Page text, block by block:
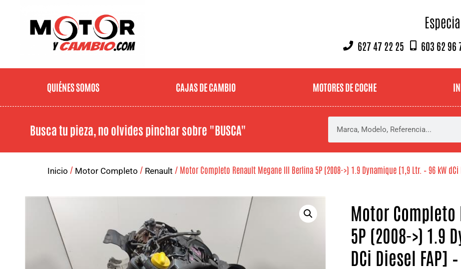
627 47 22 25 603 62 96
QUIÉNES SOMOS CAJAS DE CAMBIO MOTORES DE COCHE
Busca tu pieza, no olvides pinchar sobre "BUSCA"
Inicio / Motor Completo / Renault / Motor Completo Renault Megane III Berlina 5P (2008->) 1.9 Dynamique [1,9 Ltr. – 96 kW dCi
Motor
5P (2008->) 1.9
DCi Diesel FAP]